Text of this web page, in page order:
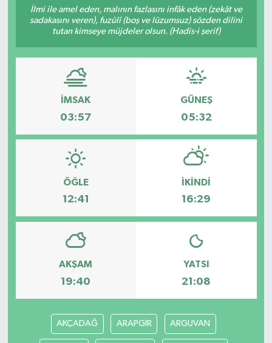
İlmi ile amel eden, malının fazlasını infâk eden (zekât ve
sadakasını veren), fuzûlî (boş ve lüzumsuz) sözden dilini
tutan kimseye müjdeler olsun. (Hadis-i şerif)
İMSAK
03:57
GÜNEŞ
05:32
ÖĞLE
12:41
İKINDI
16:29
AKŞAM
19:40
YATSI
21:08
AKÇADAĞ ARAPGİR ARGUVAN
Resmi İlanlar